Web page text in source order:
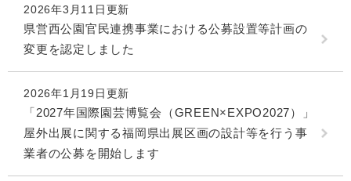
2026年3月11日更新
県営西公園官民連携事業における公募設置等計画の
変更を認定しました
2026年1月19日更新
「2027年国際園芸博覧会（GREEN×EXPO2027）」
屋外出展に関する福岡県出展区画の設計等を行う事
業者の公募を開始します